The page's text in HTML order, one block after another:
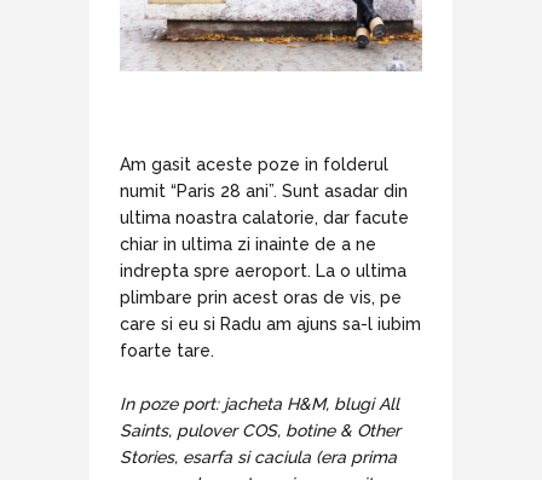
Am gasit aceste poze in folderul
numit “Paris 28 ani”. Sunt asadar din
ultima noastra calatorie, dar facute
chiar in ultima zi inainte de a ne
indrepta spre aeroport. La o ultima
plimbare prin acest oras de vis, pe
care si eu si Radu am ajuns sa-l iubim
foarte tare.
In poze port: jacheta H&M, blugi All
Saints, pulover COS, botine & Other
Stories, esarfa si caciula (era prima